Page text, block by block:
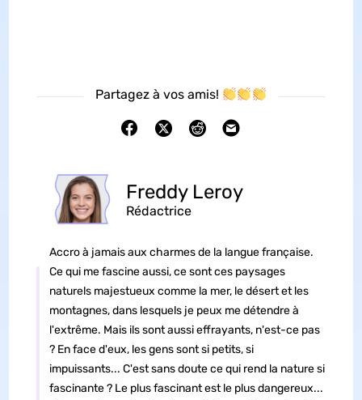
Partagez à vos amis!
Freddy Leroy
Rédactrice
Accro à jamais aux charmes de la langue française.
Ce qui me fascine aussi, ce sont ces paysages
naturels majestueux comme la mer, le désert et les
montagnes, dans lesquels je peux me détendre à
l'extrême. Mais ils sont aussi effrayants, n'est-ce pas
? En face d'eux, les gens sont si petits, si
impuissants... C'est sans doute ce qui rend la nature si
fascinante ? Le plus fascinant est le plus dangereux...